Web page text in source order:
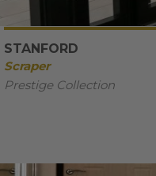
STANFORD
Scraper
Prestige Collection